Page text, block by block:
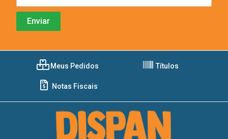
Meus Pedidos Títulos
Notas Fiscais